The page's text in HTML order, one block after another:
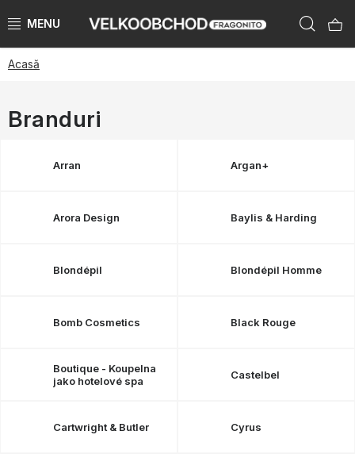
BRANDURI
PŘEDPRODEJ VÁNOCE 2025
ÚKLID SKLADU
Acasă
Branduri
Arran Argan+
Arora Design Baylis & Harding
Blondépil Blondépil Homme
Bomb Cosmetics Black Rouge
Boutique - Koupelna
jako hotelové spa
Castelbel
Cartwright & Butler Cyrus